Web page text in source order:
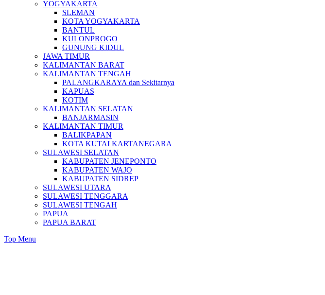
YOGYAKARTA
SLEMAN
KOTA YOGYAKARTA
BANTUL
KULONPROGO
GUNUNG KIDUL
JAWA TIMUR
KALIMANTAN BARAT
KALIMANTAN TENGAH
PALANGKARAYA dan Sekitarnya
KAPUAS
KOTIM
KALIMANTAN SELATAN
BANJARMASIN
KALIMANTAN TIMUR
BALIKPAPAN
KOTA KUTAI KARTANEGARA
SULAWESI SELATAN
KABUPATEN JENEPONTO
KABUPATEN WAJO
KABUPATEN SIDREP
SULAWESI UTARA
SULAWESI TENGGARA
SULAWESI TENGAH
PAPUA
PAPUA BARAT
Top Menu